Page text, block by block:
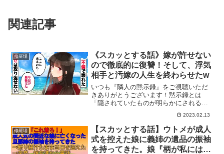
関連記事
修羅場
《スカッとする話》嫁が許せない
ので徹底的に復讐！そして、浮気
相手と汚嫁の人生を終わらせたw
いつも『隣人の黙示録』をご視聴いただ
きありがとうございます！黙示録とは
「隠されていたものが明らかにされる」
という意味であり、あなたの隣人に隠さ
れた人生の一部を切り取って動画にして
います。当チャンネルは実際にある実話
を厳選し、実話を壊さないよ...
2023.02.13
修羅場
【スカッとする話】ウトメが成人
式を控えた娘に義姉の遺品の振袖
を持ってきた。娘『柄が私には似